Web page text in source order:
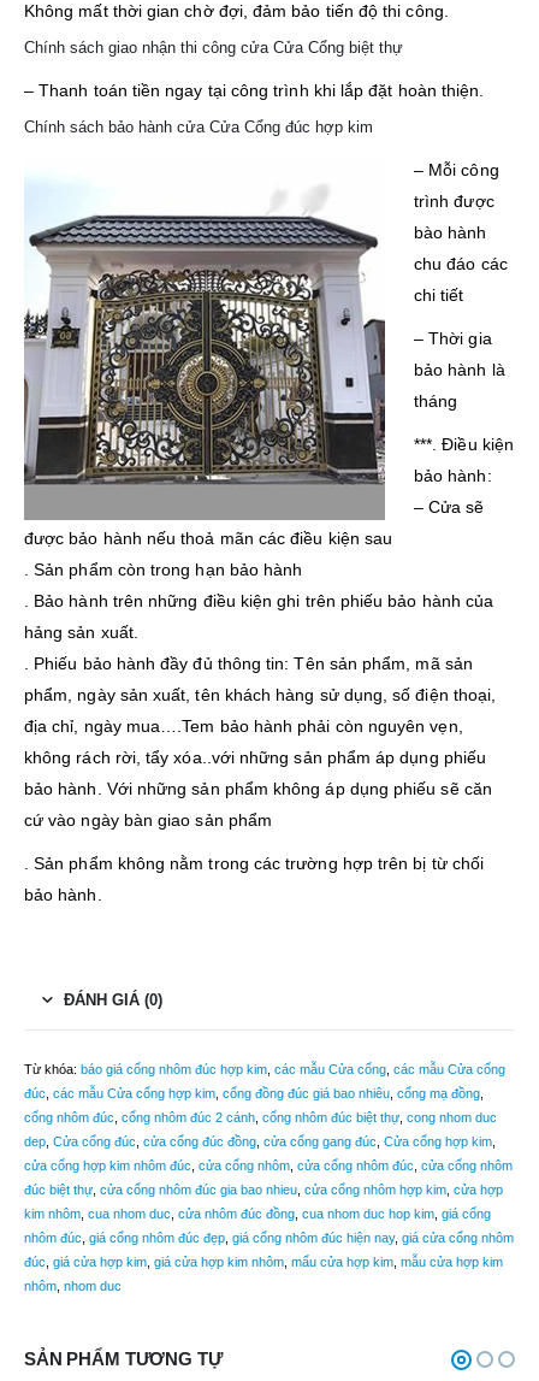
Không mất thời gian chờ đợi, đảm bảo tiến độ thi công.
Chính sách giao nhận thi công cửa Cửa Cổng biệt thự
– Thanh toán tiền ngay tại công trình khi lắp đặt hoàn thiện.
Chính sách bảo hành cửa Cửa Cổng đúc hợp kim
– Mỗi công
trình được
bào hành
chu đáo các
chi tiết
– Thời gia
bảo hành là
tháng
***. Điều kiện
bảo hành:
– Cửa sẽ
được bảo hành nếu thoả mãn các điều kiện sau
. Sản phẩm còn trong hạn bảo hành
. Bảo hành trên những điều kiện ghi trên phiếu bảo hành của
hảng sản xuất.
. Phiếu bảo hành đầy đủ thông tin: Tên sản phẩm, mã sản
phẩm, ngày sản xuất, tên khách hàng sử dụng, số điện thoại,
địa chỉ, ngày mua….Tem bảo hành phải còn nguyên vẹn,
không rách rời, tẩy xóa..với những sản phẩm áp dụng phiếu
bảo hành. Với những sản phẩm không áp dụng phiếu sẽ căn
cứ vào ngày bàn giao sản phẩm
. Sản phẩm không nằm trong các trường hợp trên bị từ chối
bảo hành.
ĐÁNH GIÁ (0)
Từ khóa: báo giá cổng nhôm đúc hợp kim, các mẫu Cửa cổng, các mẫu Cửa cổng
đúc, các mẫu Cửa cổng hợp kim, cổng đồng đúc giá bao nhiêu, cổng mạ đồng,
cổng nhôm đúc, cổng nhôm đúc 2 cánh, cổng nhôm đúc biệt thự, cong nhom duc
dep, Cửa cổng đúc, cửa cổng đúc đồng, cửa cổng gang đúc, Cửa cổng hợp kim,
cửa cổng hợp kim nhôm đúc, cửa cổng nhôm, cửa cổng nhôm đúc, cửa cổng nhôm
đúc biệt thự, cửa cổng nhôm đúc gia bao nhieu, cửa cổng nhôm hợp kim, cửa hợp
kim nhôm, cua nhom duc, cửa nhôm đúc đồng, cua nhom duc hop kim, giá cổng
nhôm đúc, giá cổng nhôm đúc đẹp, giá cổng nhôm đúc hiện nay, giá cửa cổng nhôm
đúc, giá cửa hợp kim, giá cửa hợp kim nhôm, mẩu cửa hợp kim, mẫu cửa hợp kim
nhôm, nhom duc
SẢN PHẨM TƯƠNG TỰ